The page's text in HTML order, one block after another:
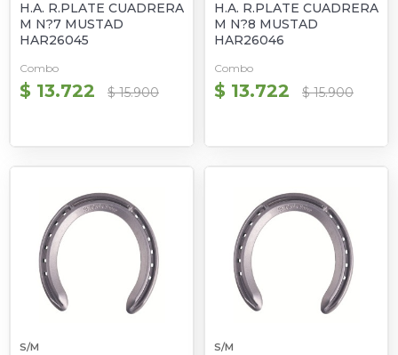
H.A. R.PLATE CUADRERA
M N?7 MUSTAD
HAR26045
Combo
$ 13.722 $ 15.900
H.A. R.PLATE CUADRERA
M N?8 MUSTAD
HAR26046
Combo
$ 13.722 $ 15.900
S/M S/M